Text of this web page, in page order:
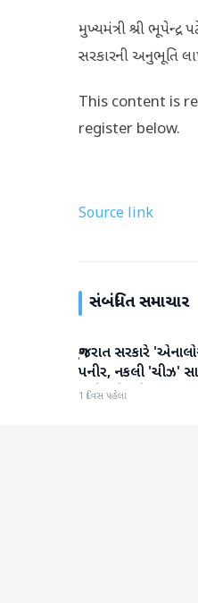
મુખ્યમંત્રી શ્રી
સરકારની અનુભૂતિ
This content is
register below.
Source link
સંબંધિત સમાચાર
ગુજરાત
ગુજરાત સરકારે
પનીર, નકલી 'ચીઝ' સામે
કાર્યવાહી કરી
1 દિવસ પહેલા